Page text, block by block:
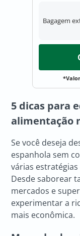
Bagagem
5 dicas para
alimentação
Se você deseja
espanhola sem
várias
Desde saborear
mercados e
experimentar a
mais econômica.